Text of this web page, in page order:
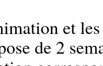
et
de 2